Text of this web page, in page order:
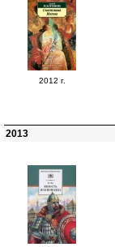
2012 г.
2013